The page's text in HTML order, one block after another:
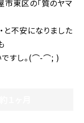
市東区の「質のヤマ
と不安になりました
ですし。(⌒-⌒; )